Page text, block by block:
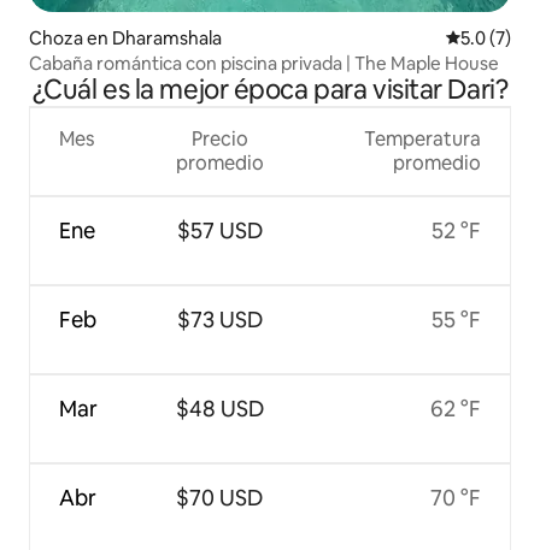
Choza en Dharamshala
5.0 (7)
Cabaña romántica con piscina privada | The Maple House
¿Cuál es la mejor época para visitar Dari?
Mes
Ene
Feb
Mar
Abr
Precio
promedio
$57 USD
$73 USD
$48 USD
$70 USD
Temperatura
promedio
52 °F
55 °F
62 °F
70 °F